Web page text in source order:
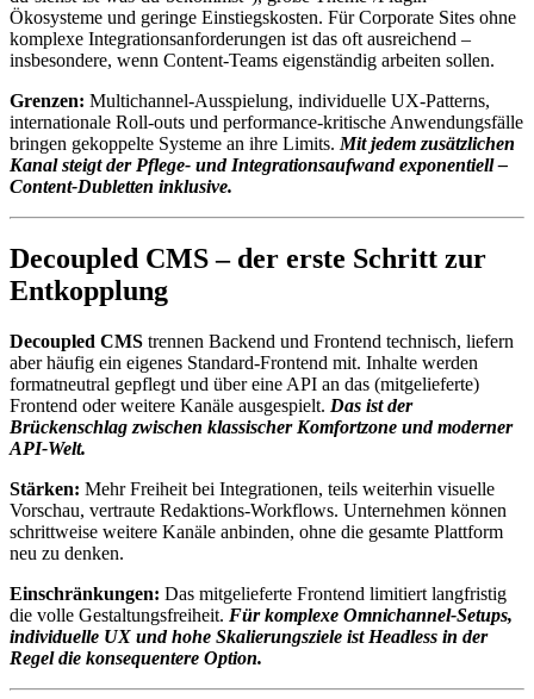
Ökosysteme und geringe Einstiegskosten. Für Corporate Sites ohne
komplexe Integrationsanforderungen ist das oft ausreichend –
insbesondere, wenn Content-Teams eigenständig arbeiten sollen.
Grenzen: Multichannel-Ausspielung, individuelle UX-Patterns,
internationale Roll-outs und performance-kritische Anwendungsfälle
bringen gekoppelte Systeme an ihre Limits.Mit jedem zusätzlichen
Kanal steigt der Pflege- und Integrationsaufwand exponentiell –
Content-Dubletten inklusive.
Decoupled CMS – der erste Schritt zur
Entkopplung
Decoupled CMS trennen Backend und Frontend technisch, liefern
aber häufig ein eigenes Standard-Frontend mit. Inhalte werden
formatneutral gepflegt und über eine API an das (mitgelieferte)
Frontend oder weitere Kanäle ausgespielt. Das ist der
Brückenschlag zwischen klassischer Komfortzone und moderner
API-Welt.
Stärken: Mehr Freiheit bei Integrationen, teils weiterhin visuelle
Vorschau, vertraute Redaktions-Workflows. Unternehmen können
schrittweise weitere Kanäle anbinden, ohne die gesamte Plattform
neu zu denken.
Einschränkungen: Das mitgelieferte Frontend limitiert langfristig
die volle Gestaltungsfreiheit. Für komplexe Omnichannel-Setups,
individuelle UX und hohe Skalierungsziele ist Headless in der
Regel die konsequentere Option.